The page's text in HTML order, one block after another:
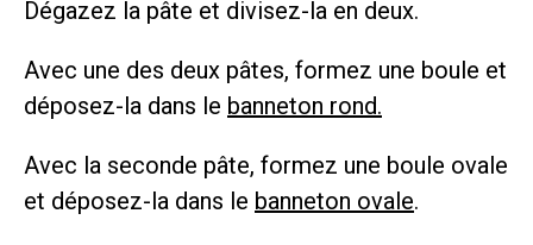
Dégazez la pâte et divisez-la en deux.
Avec une des deux pâtes, formez une boule et
déposez-la dans le banneton rond.
Avec la seconde pâte, formez une boule ovale
et déposez-la dans le banneton ovale.